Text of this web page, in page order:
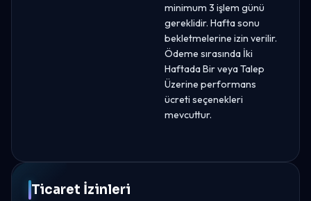
minimum 3 işlem günü
gereklidir. Hafta sonu
bekletmelerine izin verilir.
Ödeme sırasında İki
Haftada Bir veya Talep
Üzerine performans
ücreti seçenekleri
mevcuttur.
Ticaret İzinleri